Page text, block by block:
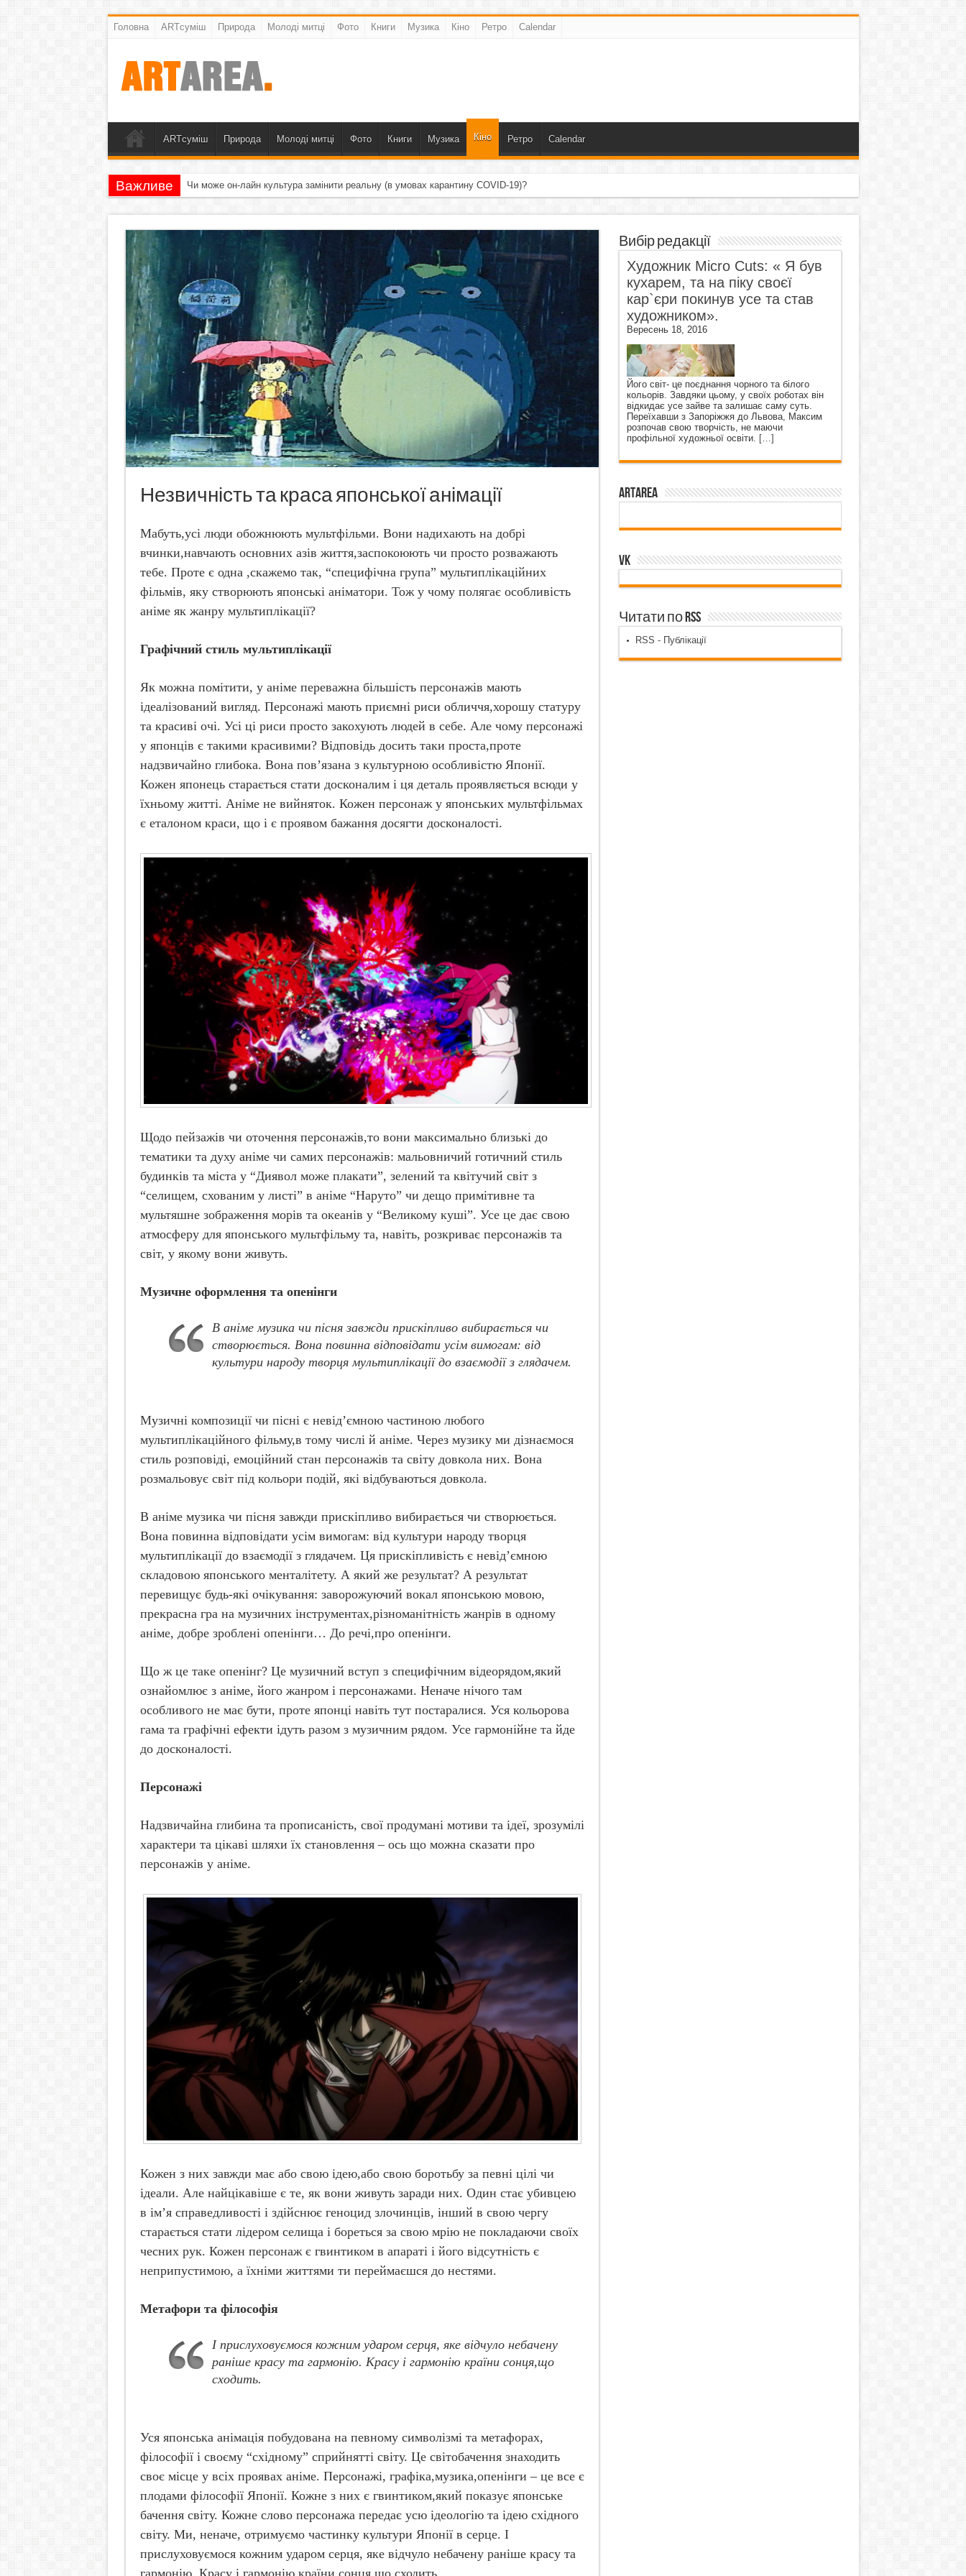
Головна ARTсуміш Природа Молоді митці Фото Книги Музика Кіно Ретро Calendar
ARTсуміш Природа Молоді митці Фото Книги Музика Кіно Ретро Calendar
Важливе Чи може он-лайн культура замінити реальну (в умовах карантину COVID-19)?
Незвичність та краса японської анімації
Мабуть,усі люди обожнюють мультфільми. Вони надихають на добрі
вчинки,навчають основних азів життя,заспокоюють чи просто розважають
тебе. Проте є одна ,скажемо так, “специфічна група” мультиплікаційних
фільмів, яку створюють японські аніматори. Тож у чому полягає особливість
аніме як жанру мультиплікації?
Графічний стиль мультиплікації
Як можна помітити, у аніме переважна більшість персонажів мають
ідеалізований вигляд. Персонажі мають приємні риси обличчя,хорошу статуру
та красиві очі. Усі ці риси просто закохують людей в себе. Але чому персонажі
у японців є такими красивими? Відповідь досить таки проста,проте
надзвичайно глибока. Вона пов’язана з культурною особливістю Японії.
Кожен японець старається стати досконалим і ця деталь проявляється всюди у
їхньому житті. Аніме не вийняток. Кожен персонаж у японських мультфільмах
є еталоном краси, що і є проявом бажання досягти досконалості.
Щодо пейзажів чи оточення персонажів,то вони максимально близькі до
тематики та духу аніме чи самих персонажів: мальовничий готичний стиль
будинків та міста у “Диявол може плакати”, зелений та квітучий світ з
“селищем, схованим у листі” в аніме “Наруто” чи дещо примітивне та
мультяшне зображення морів та океанів у “Великому куші”. Усе це дає свою
атмосферу для японського мультфільму та, навіть, розкриває персонажів та
світ, у якому вони живуть.
Музичне оформлення та опенінги
В аніме музика чи пісня завжди прискіпливо вибирається чи
створюється. Вона повинна відповідати усім вимогам: від
культури народу творця мультиплікації до взаємодії з глядачем.
Музичні композиції чи пісні є невід’ємною частиною любого
мультиплікаційного фільму,в тому числі й аніме. Через музику ми дізнаємося
стиль розповіді, емоційний стан персонажів та світу довкола них. Вона
розмальовує світ під кольори подій, які відбуваються довкола.
В аніме музика чи пісня завжди прискіпливо вибирається чи створюється.
Вона повинна відповідати усім вимогам: від культури народу творця
мультиплікації до взаємодії з глядачем. Ця прискіпливість є невід’ємною
складовою японського менталітету. А який же результат? А результат
перевищує будь-які очікування: заворожуючий вокал японською мовою,
прекрасна гра на музичних інструментах,різноманітність жанрів в одному
аніме, добре зроблені опенінги… До речі,про опенінги.
Що ж це таке опенінг? Це музичний вступ з специфічним відеорядом,який
ознайомлює з аніме, його жанром і персонажами. Неначе нічого там
особливого не має бути, проте японці навіть тут постаралися. Уся кольорова
гама та графічні ефекти ідуть разом з музичним рядом. Усе гармонійне та йде
до досконалості.
Персонажі
Надзвичайна глибина та прописаність, свої продумані мотиви та ідеї, зрозумілі
характери та цікаві шляхи їх становлення – ось що можна сказати про
персонажів у аніме.
Кожен з них завжди має або свою ідею,або свою боротьбу за певні цілі чи
ідеали. Але найцікавіше є те, як вони живуть заради них. Один стає убивцею
в ім’я справедливості і здійснює геноцид злочинців, інший в свою чергу
старається стати лідером селища і бореться за свою мрію не покладаючи своїх
чесних рук. Кожен персонаж є гвинтиком в апараті і його відсутність є
неприпустимою, а їхніми життями ти переймаєшся до нестями.
Метафори та філософія
І прислуховуємося кожним ударом серця, яке відчуло небачену
раніше красу та гармонію. Красу і гармонію країни сонця,що
сходить.
Уся японська анімація побудована на певному символізмі та метафорах,
філософії і своєму “східному” сприйнятті світу. Це світобачення знаходить
своє місце у всіх проявах аніме. Персонажі, графіка,музика,опенінги – це все є
плодами філософії Японії. Кожне з них є гвинтиком,який показує японське
бачення світу. Кожне слово персонажа передає усю ідеологію та ідею східного
світу. Ми, неначе, отримуємо частинку культури Японії в серце. І
прислуховуємося кожним ударом серця, яке відчуло небачену раніше красу та
гармонію. Красу і гармонію країни сонця,що сходить.
Вибір редакції
Художник Micro Cuts: « Я був
кухарем, та на піку своєї
кар`єри покинув усе та став
художником».
Вересень 18, 2016
Його світ- це поєднання чорного та білого
кольорів. Завдяки цьому, у своїх роботах він
відкидає усе зайве та залишає саму суть.
Переїхавши з Запоріжжя до Львова, Максим
розпочав свою творчість, не маючи
профільної художньої освіти. […]
ArtArea
VK
Читати по RSS
RSS - Публікації